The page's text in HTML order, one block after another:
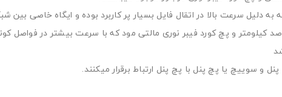
سرعت بالا در اتقال فایل بسیار پر کاربرد بوده و ایگاه خاصی بین
کیلومتر و پچ کورد فیبر نوری مالتی مود که با سرعت بیشتر در فواصل
سوییچ یا پچ پنل با پچ پنل ارتباط برقرار میکنند.